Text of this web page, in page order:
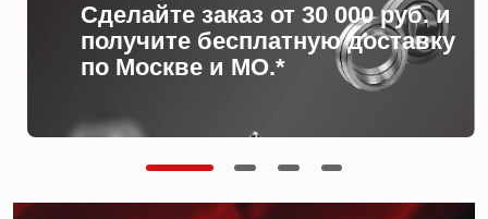
Сделайте заказ от 30 000 руб. и
получите бесплатную доставку
по Москве и МО.*